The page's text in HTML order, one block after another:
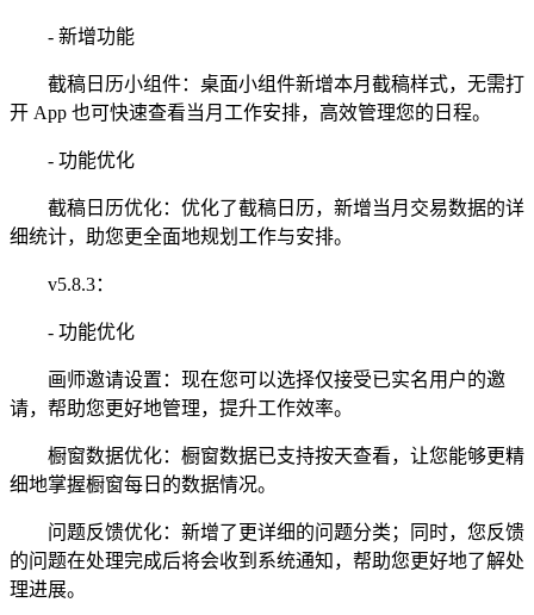
- 新增功能
截稿日历小组件：桌面小组件新增本月截稿样式，无需打
开 App 也可快速查看当月工作安排，高效管理您的日程。
- 功能优化
截稿日历优化：优化了截稿日历，新增当月交易数据的详
细统计，助您更全面地规划工作与安排。
v5.8.3：
- 功能优化
画师邀请设置：现在您可以选择仅接受已实名用户的邀
请，帮助您更好地管理，提升工作效率。
橱窗数据优化：橱窗数据已支持按天查看，让您能够更精
细地掌握橱窗每日的数据情况。
问题反馈优化：新增了更详细的问题分类；同时，您反馈
的问题在处理完成后将会收到系统通知，帮助您更好地了解处
理进展。